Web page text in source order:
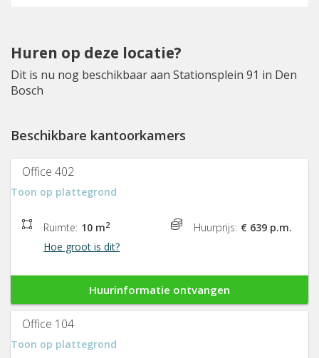
Huren op deze locatie?
Dit is nu nog beschikbaar aan Stationsplein 91 in Den
Bosch
Beschikbare kantoorkamers
Office 402
Toon op plattegrond
Ruimte: 10 m2
Hoe groot is dit?
Huurprijs: € 639 p.m.
Huurinformatie ontvangen
Office 104
Toon op plattegrond